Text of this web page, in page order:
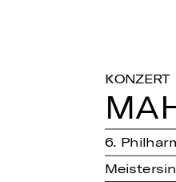
KONZERT
6.